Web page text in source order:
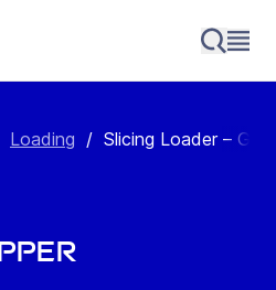
Loading / Slicing Loader –